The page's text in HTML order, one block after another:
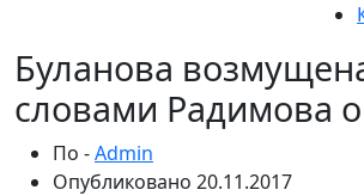
Буланова
словами Радимова
По -Admin
Опубликовано 20.11.2017